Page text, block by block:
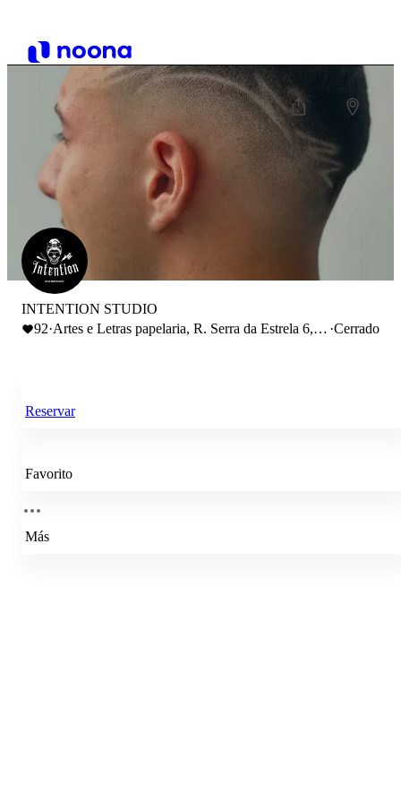
INTENTION STUDIO
92·Artes e Letras papelaria, R. Serra da Estrela 6,
·Cerrado
Reservar
Favorito
Más